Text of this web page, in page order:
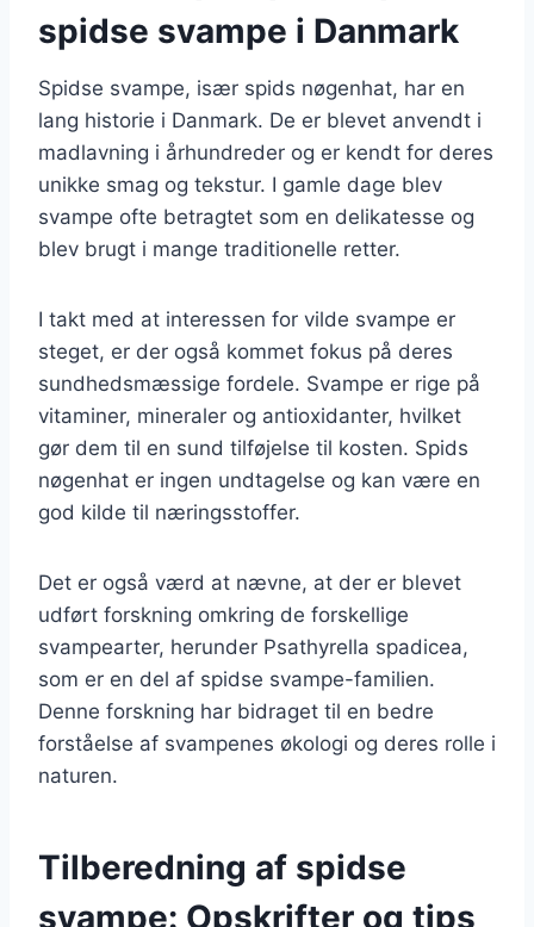
spidse svampe i Danmark
Spidse svampe, især spids nøgenhat, har en
lang historie i Danmark. De er blevet anvendt i
madlavning i århundreder og er kendt for deres
unikke smag og tekstur. I gamle dage blev
svampe ofte betragtet som en delikatesse og
blev brugt i mange traditionelle retter.
I takt med at interessen for vilde svampe er
steget, er der også kommet fokus på deres
sundhedsmæssige fordele. Svampe er rige på
vitaminer, mineraler og antioxidanter, hvilket
gør dem til en sund tilføjelse til kosten. Spids
nøgenhat er ingen undtagelse og kan være en
god kilde til næringsstoffer.
Det er også værd at nævne, at der er blevet
udført forskning omkring de forskellige
svampearter, herunder Psathyrella spadicea,
som er en del af spidse svampe-familien.
Denne forskning har bidraget til en bedre
forståelse af svampenes økologi og deres rolle i
naturen.
Tilberedning af spidse
svampe: Opskrifter og tips